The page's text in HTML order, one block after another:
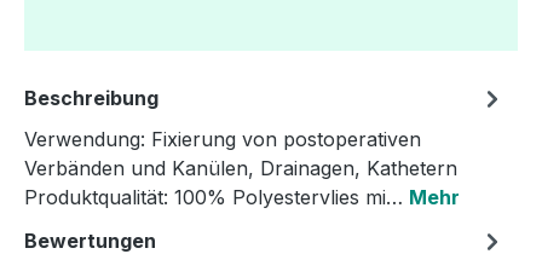
Beschreibung
Verwendung: Fixierung von postoperativen
Verbänden und Kanülen, Drainagen, Kathetern
Produktqualität: 100% Polyestervlies mi… Mehr
Bewertungen